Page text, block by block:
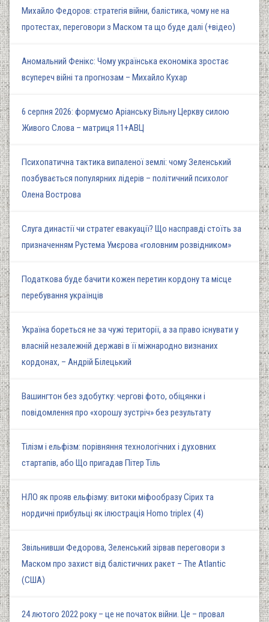
Михайло Федоров: стратегія війни, балістика, чому не на
протестах, переговори з Маском та що буде далі (+відео)
Аномальний Фенікс: Чому українська економіка зростає
всупереч війні та прогнозам – Михайло Кухар
6 серпня 2026: формуємо Аріанську Вільну Церкву силою
Живого Слова – матриця 11+АВЦ
Психопатична тактика випаленої землі: чому Зеленський
позбувається популярних лідерів – політичний психолог
Олена Вострова
Слуга династії чи стратег евакуації? Що насправді стоїть за
призначенням Рустема Умєрова «головним розвідником»
Податкова буде бачити кожен перетин кордону та місце
перебування українців
Україна бореться не за чужі території, а за право існувати у
власній незалежній державі в її міжнародно визнаних
кордонах, – Андрій Білецький
Вашингтон без здобутку: чергові фото, обіцянки і
повідомлення про «хорошу зустріч» без результату
Тілізм і ельфізм: порівняння технологічних і духовних
стартапів, або Що пригадав Пітер Тіль
НЛО як прояв ельфізму: витоки міфообразу Сірих та
нордичні прибульці як ілюстрація Homo triplex (4)
Звільнивши Федорова, Зеленський зірвав переговори з
Маском про захист від балістичних ракет – The Atlantic
(США)
24 лютого 2022 року – це не початок війни. Це – провал